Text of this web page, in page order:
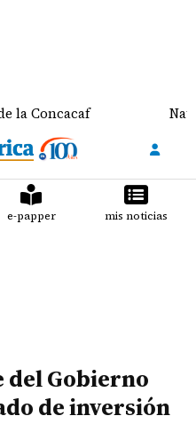
e-papper mis noticias
del Gobierno
de inversión